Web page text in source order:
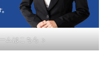
ムはこちら >